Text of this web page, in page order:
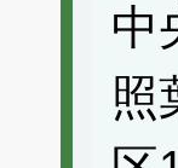
中
照